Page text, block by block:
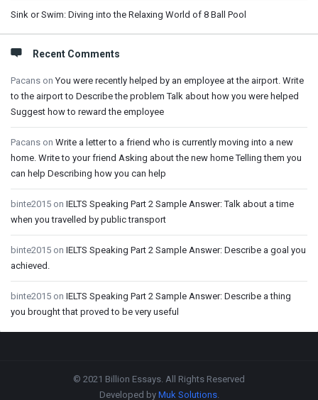
Sink or Swim: Diving into the Relaxing World of 8 Ball Pool
Recent Comments
Pacans onYou were recently helped by an employee at the airport. Write
to the airport to Describe the problem Talk about how you were helped
Suggest how to reward the employee
Pacans on Write a letter to a friend who is currently moving into a new
home. Write to your friend Asking about the new home Telling them you
can help Describing how you can help
binte2015 on IELTS Speaking Part 2 Sample Answer: Talk about a time
when you travelled by public transport
binte2015 on IELTS Speaking Part 2 Sample Answer: Describe a goal you
achieved.
binte2015 on IELTS Speaking Part 2 Sample Answer: Describe a thing
you brought that proved to be very useful
© 2021 Billion Essays. All Rights Reserved
Developed by Muk Solutions.